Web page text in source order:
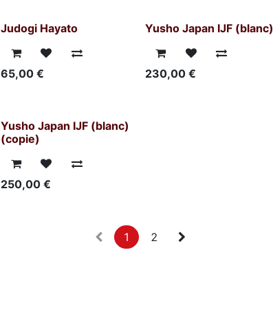
Judogi Hayato
65,00 €
Yusho Japan IJF (blanc)
230,00 €
Yusho Japan IJF (blanc)
(copie)
250,00 €
1 2